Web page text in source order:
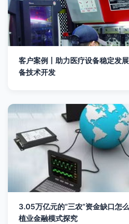
客户案例丨助力医疗设备稳定发
备技术开发
3.05万亿元的“三农”资金缺口怎
植业金融模式探究